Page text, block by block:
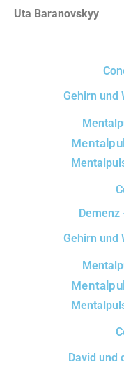
Uta Baranovskyy
Gehirn und
Gehirn und
David und